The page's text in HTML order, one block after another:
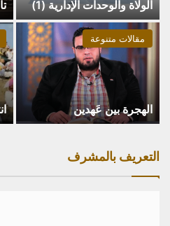
الولاة والوحدات الإدارية (1)
مقالات متنوعة
الهجرة بين عَهدين
التعريف بالمشرف